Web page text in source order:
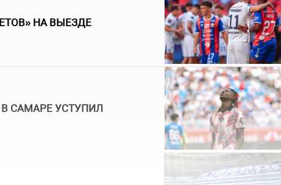
НА ВЫЕЗДЕ
САМАРЕ УСТУПИЛ